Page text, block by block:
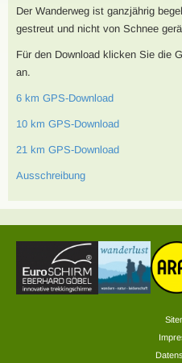
Der Wanderweg ist ganzjährig
gestreut und nicht von Schnee
Für den Download klicken Sie die
an.
6 km GPS-Download
10 km GPS-Download
21 km GPS-Download
Ausschreibung